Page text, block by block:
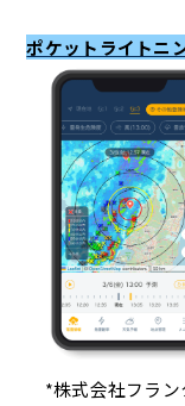
ポケットライトニ
*株式会社フラン